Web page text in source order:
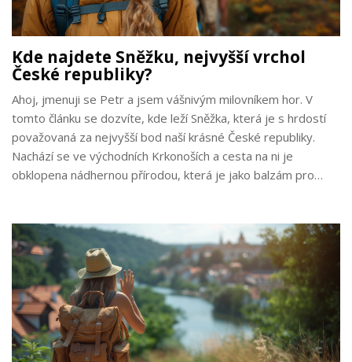
Kde najdete Sněžku, nejvyšší vrchol
České republiky?
Ahoj, jmenuji se Petr a jsem vášnivým milovníkem hor. V
tomto článku se dozvíte, kde leží Sněžka, která je s hrdostí
považovaná za nejvyšší bod naší krásné České republiky.
Nachází se ve východních Krkonoších a cesta na ni je
obklopena nádhernou přírodou, která je jako balzám pro
se dočkat, až s vámi sdílím své osobní zážitky a tipy na túry.